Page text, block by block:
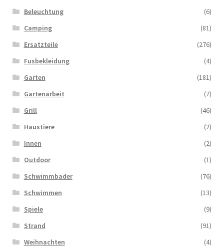
Beleuchtung
(6)
Camping
(81)
Ersatzteile
(276)
Fusbekleidung
(4)
Garten
(181)
Gartenarbeit
(7)
Grill
(46)
Haustiere
(2)
Innen
(2)
Outdoor
(1)
Schwimmbader
(76)
Schwimmen
(13)
Spiele
(9)
Strand
(91)
Weihnachten
(4)